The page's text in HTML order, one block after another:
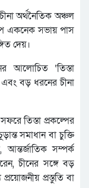
অর্থনৈতিক অঞ্চল
একনেক সভায় পাস
দেয়।
আলোচিত ‘তিস্তা
এবং বড় ধরনের চীনা
তিস্তা প্রকল্পের
সমাধান বা চুক্তি
সম্পর্ক
চীনের সঙ্গে বড়
প্রস্তুতি বা